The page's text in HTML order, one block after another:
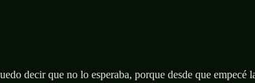
decir que no lo esperaba, porque desde que